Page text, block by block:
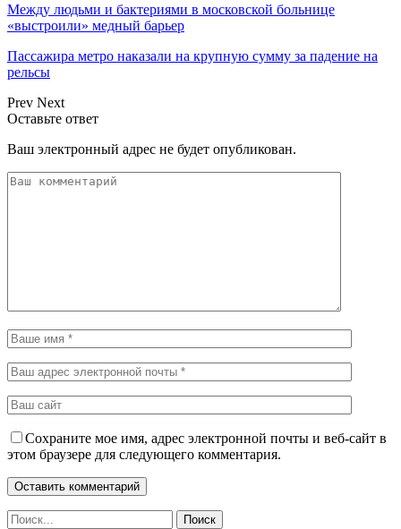
Между людьми и бактериями в московской больнице
«выстроили» медный барьер
Пассажира метро наказали на крупную сумму за падение на
рельсы
Prev Next
Оставьте ответ
Ваш электронный адрес не будет опубликован.
Сохраните мое имя, адрес электронной почты и веб-сайт в
этом браузере для следующего комментария.